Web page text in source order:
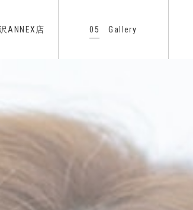
ANNEX店 05 Gallery